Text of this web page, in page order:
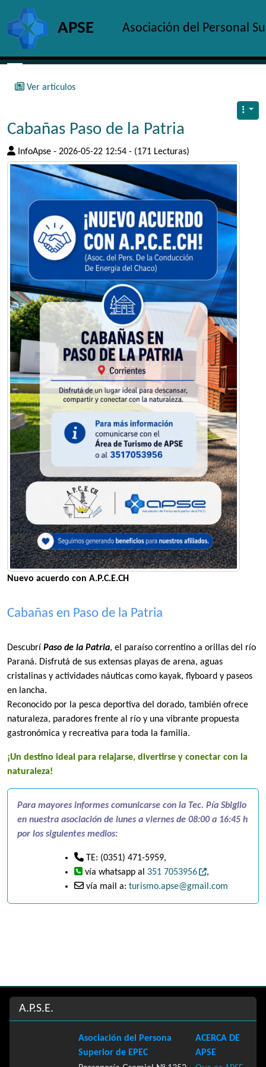
Navigation and related functionality and
Ver artículos
Cabañas Paso de la Patria
InfoApse - 2026-05-22 12:54 - (171 Lecturas)
Nuevo acuerdo con A.P.C.E.CH
Cabañas en Paso de la Patria
Descubrí Paso de la Patria, el paraíso correntino a orillas del río
Paraná. Disfrutá de sus extensas playas de arena, aguas
cristalinas y actividades náuticas como kayak, flyboard y paseos
en lancha.
Reconocido por la pesca deportiva del dorado, también ofrece
naturaleza, paradores frente al río y una vibrante propuesta
gastronómica y recreativa para toda la familia.
¡Un destino ideal para relajarse, divertirse y conectar con la
naturaleza!
Para mayores informes comunicarse con la Tec. Pía Sbiglio
en nuestra asociación de lunes a viernes de 08:00 a 16:45 h
por los siguientes medios:
TE: (0351) 471-5959,
vía whatsapp al 351 7053956
,
vía mail a: turismo.apse@gmail.com
Site information, links, etc.
A.P.S.E.
Asociación del Persona
Superior de EPEC
ACERCA DE
APSE
Site identity, navigation, etc.
APSE Asociación del Personal